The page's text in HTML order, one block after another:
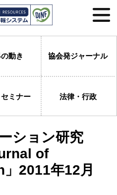
動き 協会発ジャーナル
ミナー 法律・行政
ーション研究
of
2011年12月